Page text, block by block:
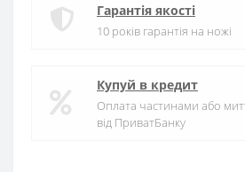
Гарантія якості
10 років гарантія на ножі
Купуй в кредит
Оплата частинами або
від ПриватБанку